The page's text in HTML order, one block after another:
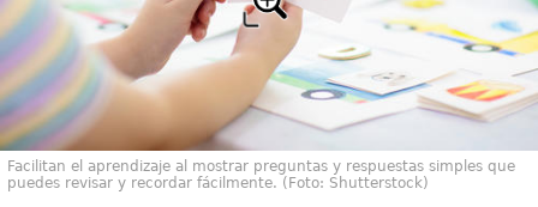
Facilitan el aprendizaje al mostrar preguntas y respuestas simples que
puedes revisar y recordar fácilmente. (Foto: Shutterstock)